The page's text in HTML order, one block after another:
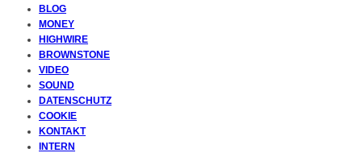
BLOG
MONEY
HIGHWIRE
BROWNSTONE
VIDEO
SOUND
DATENSCHUTZ
COOKIE
KONTAKT
INTERN